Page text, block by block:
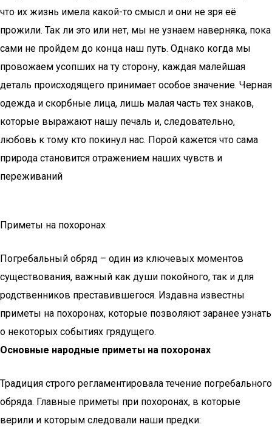
что их жизнь имела какой-то смысл и они не зря её
прожили. Так ли это или нет, мы не узнаем наверняка, пока
сами не пройдем до конца наш путь. Однако когда мы
провожаем усопших на ту сторону, каждая малейшая
деталь происходящего принимает особое значение. Черная
одежда и скорбные лица, лишь малая часть тех знаков,
которые выражают нашу печаль и, следовательно,
любовь к тому кто покинул нас. Порой кажется что сама
природа становится отражением наших чувств и
переживаний
Приметы на похоронах
Погребальный обряд – один из ключевых моментов
существования, важный как души покойного, так и для
родственников преставившегося. Издавна известны
приметы на похоронах, которые позволяют заранее узнать
о некоторых событиях грядущего.
Основные народные приметы на похоронах
Традиция строго регламентировала течение погребального
обряда. Главные приметы при похоронах, в которые
верили и которым следовали наши предки: